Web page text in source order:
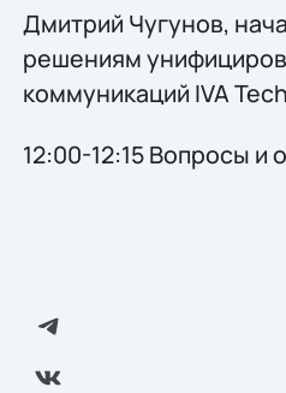
Дмитрий Чугунов,
решениям
коммуникаций IVA
12:00-12:15 Вопросы и